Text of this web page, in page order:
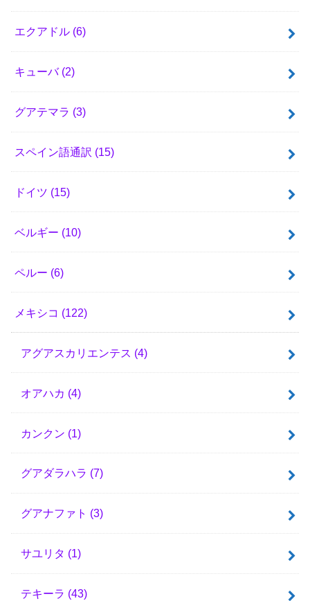
エクアドル (6)
キューバ (2)
グアテマラ (3)
スペイン語通訳 (15)
ドイツ (15)
ベルギー (10)
ペルー (6)
メキシコ (122)
アグアスカリエンテス (4)
オアハカ (4)
カンクン (1)
グアダラハラ (7)
グアナファト (3)
サユリタ (1)
テキーラ (43)